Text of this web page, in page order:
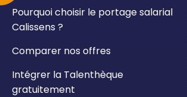
Pourquoi choisir le portage salarial
Calissens ?
Comparer nos offres
Intégrer la Talenthèque
gratuitement